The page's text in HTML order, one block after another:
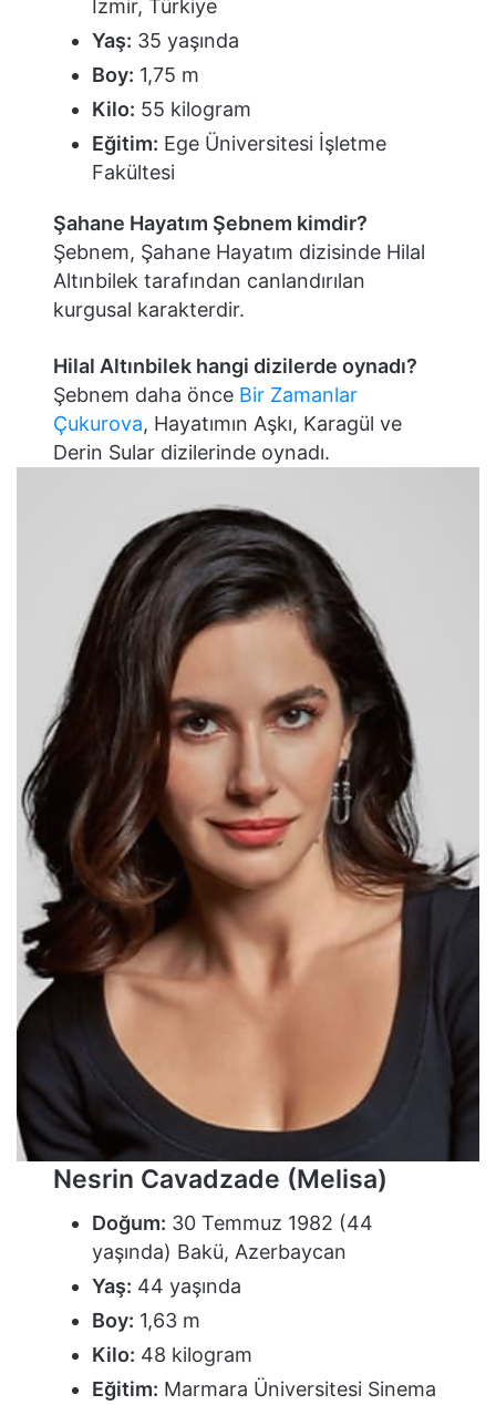
İzmir, Türkiye
Yaş: 35 yaşında
Boy: 1,75 m
Kilo: 55 kilogram
Eğitim: Ege Üniversitesi İşletme
Fakültesi
Şahane Hayatım Şebnem kimdir?
Şebnem, Şahane Hayatım dizisinde Hilal
Altınbilek tarafından canlandırılan
kurgusal karakterdir.
Hilal Altınbilek hangi dizilerde oynadı?
Şebnem daha önce Bir Zamanlar
Çukurova, Hayatımın Aşkı, Karagül ve
Derin Sular dizilerinde oynadı.
Nesrin Cavadzade (Melisa)
Doğum: 30 Temmuz 1982 (44
yaşında) Bakü, Azerbaycan
Yaş: 44 yaşında
Boy: 1,63 m
Kilo: 48 kilogram
Eğitim: Marmara Üniversitesi Sinema